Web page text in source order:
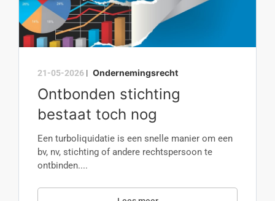
21-05-2026 | Ondernemingsrecht
Ontbonden stichting
bestaat toch nog
Een turboliquidatie is een snelle manier om een
bv, nv, stichting of andere rechtspersoon te
ontbinden....